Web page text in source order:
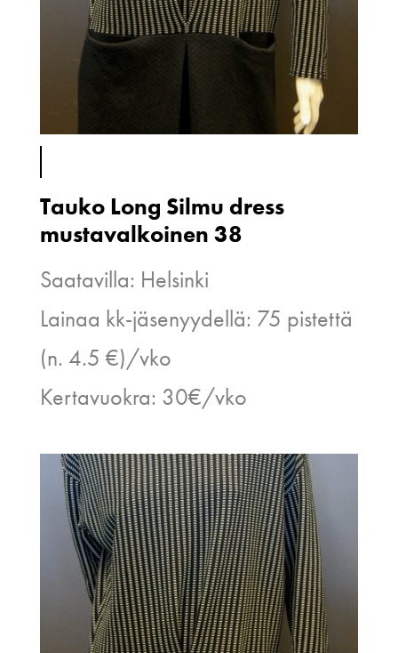
Tauko Long Silmu dress
mustavalkoinen 38
Saatavilla: Helsinki
Lainaa kk-jäsenyydellä: 75 pistettä
(n. 4.5 €)/vko
Kertavuokra: 30€/vko